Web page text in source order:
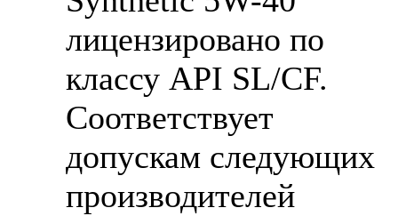
лицензировано по
классу API SL/CF.
Соответствует
допускам следующих
производителей